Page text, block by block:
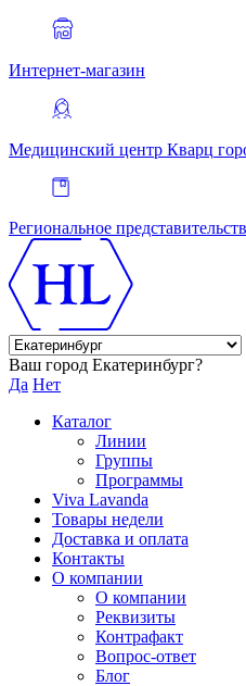
Интернет-магазин
Медицинский центр Кварц
Региональное
Ваш город Екатеринбург?
Да Нет
Каталог
Линии
Группы
Программы
Viva Lavanda
Товары недели
Доставка и оплата
Контакты
О компании
О компании
Реквизиты
Контрафакт
Вопрос-ответ
Блог